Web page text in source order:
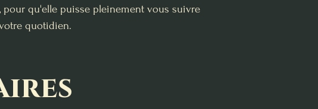
qu'elle puisse pleinement vous suivre
quotidien.